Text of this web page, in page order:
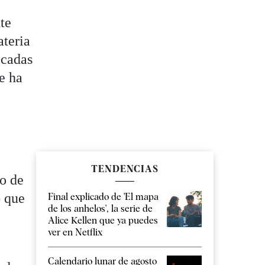
ha
de
que
TENDENCIAS
Final explicado de 'El mapa
de los anhelos', la serie de
Alice Kellen que ya puedes
ver en Netflix
Calendario lunar de agosto